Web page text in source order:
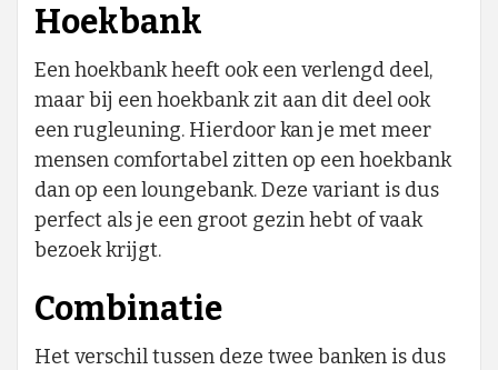
Hoekbank
Een hoekbank heeft ook een verlengd deel,
maar bij een hoekbank zit aan dit deel ook
een rugleuning. Hierdoor kan je met meer
mensen comfortabel zitten op een hoekbank
dan op een loungebank. Deze variant is dus
perfect als je een groot gezin hebt of vaak
bezoek krijgt.
Combinatie
Het verschil tussen deze twee banken is dus